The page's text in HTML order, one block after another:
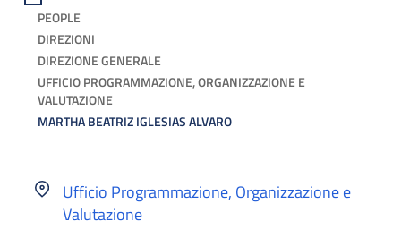
PEOPLE
DIREZIONI
DIREZIONE GENERALE
UFFICIO PROGRAMMAZIONE, ORGANIZZAZIONE E
VALUTAZIONE
MARTHA BEATRIZ IGLESIAS ALVARO
Ufficio Programmazione, Organizzazione e
Valutazione